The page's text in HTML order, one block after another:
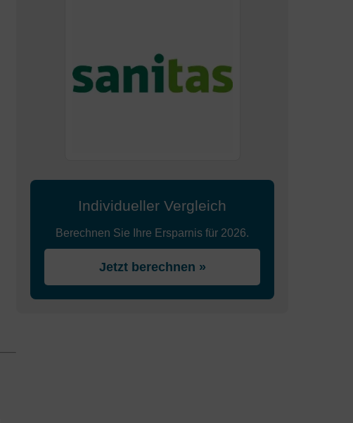
Individueller Vergleich
Berechnen Sie Ihre Ersparnis für 2026.
Jetzt berechnen »